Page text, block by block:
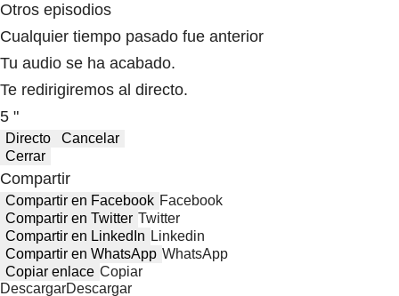
Otros episodios
Cualquier tiempo pasado fue anterior
Tu audio se ha acabado.
Te redirigiremos al directo.
5 "
Directo
Cancelar
Cerrar
Compartir
Compartir en Facebook Facebook
Compartir en Twitter Twitter
Compartir en LinkedIn Linkedin
Compartir en WhatsApp WhatsApp
Copiar enlace Copiar
DescargarDescargar